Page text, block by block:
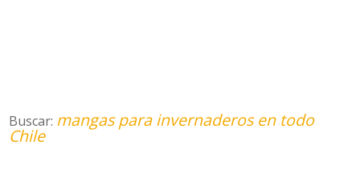
Buscar: mangas para invernaderos en todo
Chile